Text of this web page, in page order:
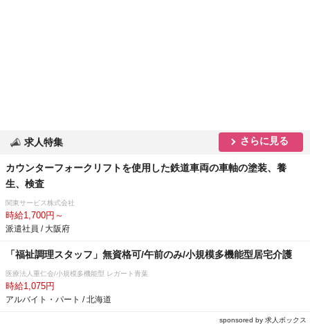
求人特集 さらに見る
カウンターフォークリフトを使用した鉄道車両の車軸の塗装、養
生、検査
関東サービス株式会社
時給1,700円～
派遣社員 / 大阪府
「福祉調理スタッフ」無資格可/午前のみ/小規模多機能型居宅介護
医療法人重仁会/小規模多機能型 レガート青葉
時給1,075円
アルバイト・パート / 北海道
sponsored by 求人ボックス